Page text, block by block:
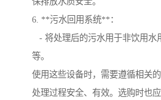
6. **污水回用系统**：
- 将处理后的污水用于非饮用水
等。
使用这些设备时，需要遵循相关
处理过程安全、有效。选购时也